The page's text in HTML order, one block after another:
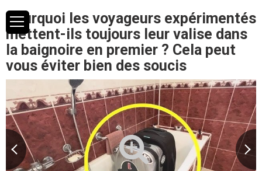
Pourquoi les voyageurs expérimentés
mettent-ils toujours leur valise dans
la baignoire en premier ? Cela peut
vous éviter bien des soucis